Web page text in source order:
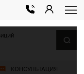
КОНСУЛЬТАЦИЯ